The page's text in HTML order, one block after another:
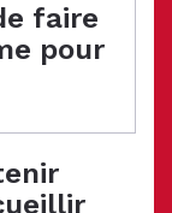
faire
pour